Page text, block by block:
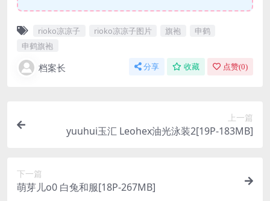
rioko凉凉子 rioko凉凉子图片 旗袍
申鹤
申鹤旗袍
档案长 分享 收藏 点赞(0)
上一篇
yuuhui玉汇 Leohex油光泳装2[19P-183MB]
下一篇
萌芽儿o0 白兔和服[18P-267MB]